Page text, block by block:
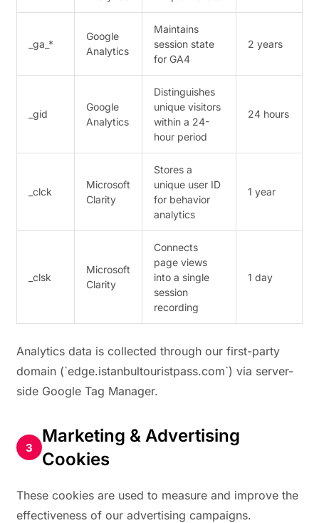
_ga_*
Google
Analytics
Maintains
session state
for GA4
2 years
_gid
Google
Analytics
Distinguishes
unique visitors
within a 24-
hour period
24 hours
_clck
Microsoft
Clarity
Stores a
unique user ID
for behavior
analytics
1 year
_clsk
Microsoft
Clarity
Connects
page views
into a single
session
recording
1 day
Analytics data is collected through our first-party
domain (`edge.istanbultouristpass.com`) via server-
side Google Tag Manager.
Marketing & Advertising
Cookies
These cookies are used to measure and improve the
effectiveness of our advertising campaigns.